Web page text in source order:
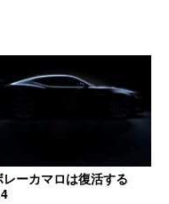
レーカマロは復活する